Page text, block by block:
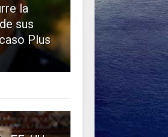
la
sus
Plus